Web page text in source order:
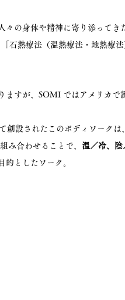
々の身体や精神に寄り添って
石熱療法（温熱療法・地熱療法
ますが、SOMI ではアメリカで
創設されたこのボディワーク
み合わせることで、 温／冷、陰
的としたワーク。